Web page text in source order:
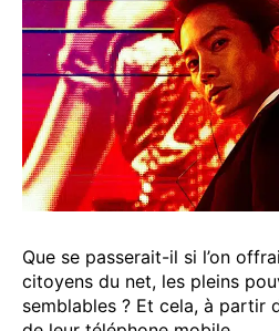
Que se passerait-il si l’on
citoyens du net, les pleins
semblables ? Et cela, à partir